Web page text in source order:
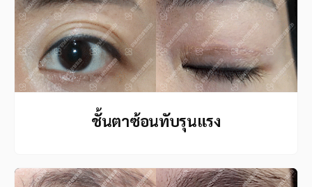
ชั้นตาซ้อนทับรุนแรง